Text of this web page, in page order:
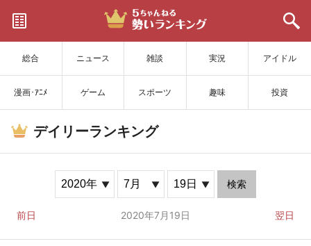
総合 ニュース 雑談 実況 アイドル
漫画･ｱﾆﾒ ゲーム スポーツ 趣味 投資
サイトを更新
デイリーランキング
検索
前日 2020年7月19日 翌日